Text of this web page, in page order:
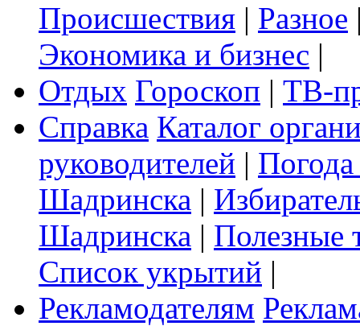
Происшествия | Разное
Экономика и бизнес |
Отдых Гороскоп | ТВ-
Справка Каталог
руководителей |
Шадринска |
Шадринска | Полезные
Список укрытий |
Рекламодателям